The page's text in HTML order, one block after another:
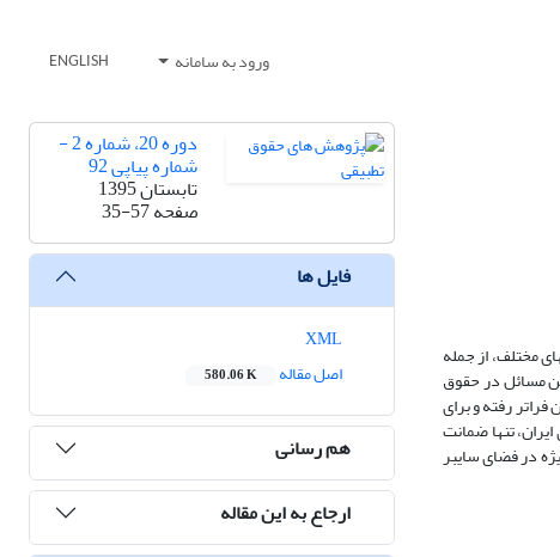
ورود به سامانه ENGLISH
مختلف، از جمله
مسائل در حقوق
رفته و برای
تنها ضمانت
در فضای سایبر
دوره 20، شماره 2 -
شماره پیاپی 92
تابستان 1395
صفحه35-57
فایل ها
اصل مقاله
580.06 K
هم رسانی
ارجاع به این مقاله